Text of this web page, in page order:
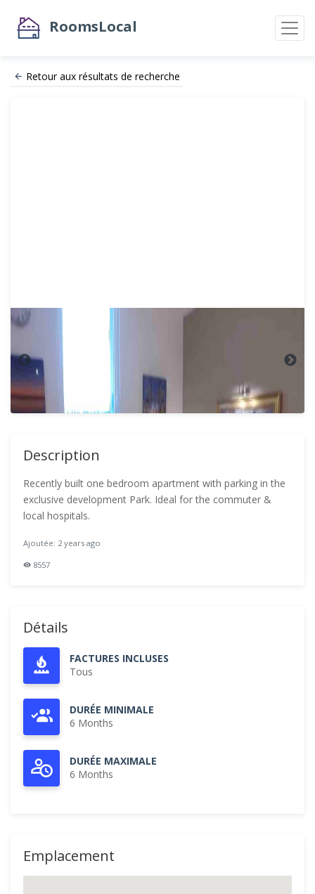
RoomsLocal
Retour aux résultats de recherche
Description
Recently built one bedroom apartment with parking in the
exclusive development Park. Ideal for the commuter &
local hospitals.
Ajoutée: 2 years ago
8557
Détails
FACTURES INCLUSES
Tous
DURÉE MINIMALE
6 Months
DURÉE MAXIMALE
6 Months
Emplacement